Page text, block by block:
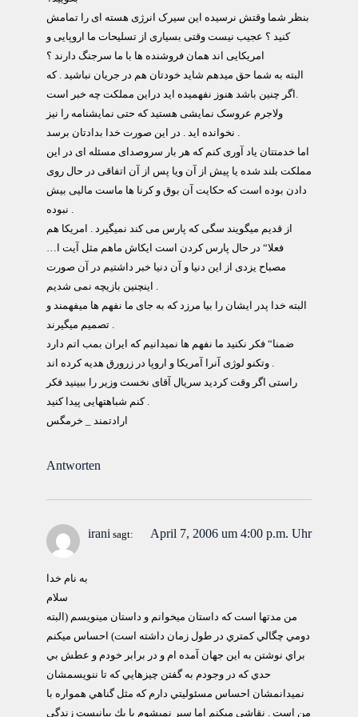
بنظر شما وقتش نرسیده این سیرک انرژی هسته ای را تمامش
کنید ؟ عجیب نیست وقتی بسیاری از تسلیحات ما اروپایی و
امریکایی اند همان فروشنده ها با ما سرجنگ دارند ؟
البته به شما حق میدهم شاید خودتان هم در جریان نباشید . که
اگر چنین باشد هنوز نفهمیده اید دراین مملکت چه خبر است.
ولاجرم عروسک نمایشی هستید که حتی نمایشنامه را نیز
نخوانده اید . در این صورت خدا بدادتان برسد .
اما خدمتتان یاد آوری کنم که هر بار سروصدای مسئله ای در این
مملکت بلند شده یا پیش از آن ویا پس از آن اتفاقی در حال روی
دادن بوده است که حکایت آن بوق و کرنا ها ماست مالیی بیش
نبوده .
از قدیم میگویند سگی که پارس می کند نمیگیرد . امریکا هم
فعلا“ در حال پارس کردن است ایکاش ماهم مثل آیت ا…
مصباح یزدی از این دنیا و آن دنیا خبر داشتیم در آن صورت
اینچنین بازیچه نمی شدیم .
البته خدا پدر ایشان را بیا مرزد که به جای ما نفهم ها میفهمند و
تصمیم میگیرند .
ضمنا“ فکر نکنید ما نفهم ها نمیدانیم که ایران بمب اتم دارد
وتکنو لوژی آنرا آمریکا و اروپا در زرورق هدیه کرده اند .
راستی اگر وقت کردید سریال آقای نخست وزیر را ببینید فکر
کنم شباهتهایی پیدا کنید .
ارادتمند _ خرمگس
Antworten
irani sagt: April 7, 2006 um 4:00 p.m. Uhr
به نام خدا
سلام
من مدتها است كه داستان ميخوانم و داستان مينويسم (البته
دومي چگالي كمتري در طول زمان داشته است) احساس ميكنم
براي نوشتن به اين جهان آمده ام و در برابر خودم و عطش بي
حدي كه در وجودم به گفتن چيزهايي كه تا ننويسمشان
نميدانمشان احساس مسئوليتي دارم كه مثل گناهي همواره با
من است . نقاشي ميكنم اما سير نميشوم با يك پيانيست زندگي